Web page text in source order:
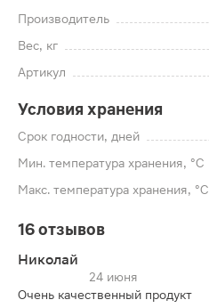
Производитель
Вес, кг
Артикул
Условия хранения
Срок годности, дней
Мин. температура хранения, °C
Макс. температура хранения, °C
16 отзывов
Николай
24 июня
Очень качественный продукт